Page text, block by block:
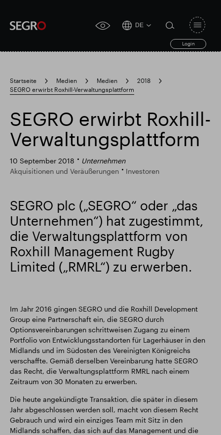
accessibility
DE
Login
search
form
Submit
search
Search
Popular search
Intelligenter Park Responsible SEGRO
toggle
Startseite Medien Medien
2018
SEGRO erwirbt Roxhill-Verwaltungsplattform
SEGRO erwirbt Roxhill-
Verwaltungsplattform
10 September 2018
Unternehmen
Akquisitionen und Veräußerungen
Investoren
SEGRO plc („SEGRO“ oder „das
Unternehmen“) hat zugestimmt,
die Verwaltungsplattform von
Roxhill Management Rugby
Limited („RMRL“) zu erwerben.
Im Jahr 2016 gingen SEGRO und die Roxhill Development
Group eine Partnerschaft ein, die SEGRO durch
Optionsvereinbarungen schrittweisen Zugang zu einem
Portfolio von Entwicklungsstandorten für Lagerhäuser in den
Midlands und im Südosten des Vereinigten Königreichs
verschaffte. Gemäß derselben Vereinbarung hatte SEGRO
das Recht, die Verwaltungsplattform RMRL nach einem
Zeitraum von 30 Monaten zu erwerben.
Die heute angekündigte Transaktion, die später in diesem
Jahr abgeschlossen werden soll, macht von diesem Recht
Gebrauch und wird ein einziges Team mit Sitz in den
Midlands schaffen, das sich auf das Management und die